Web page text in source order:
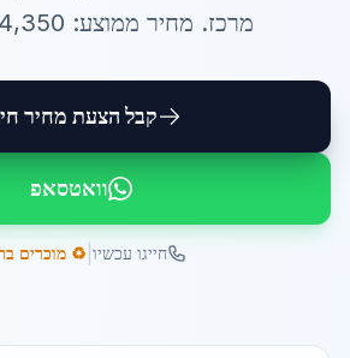
מרכז. מחיר ממוצע: 4,350
קבל הצעת מחיר
וואטסאפ
חייגו עכשיו ♻️ מוכרים